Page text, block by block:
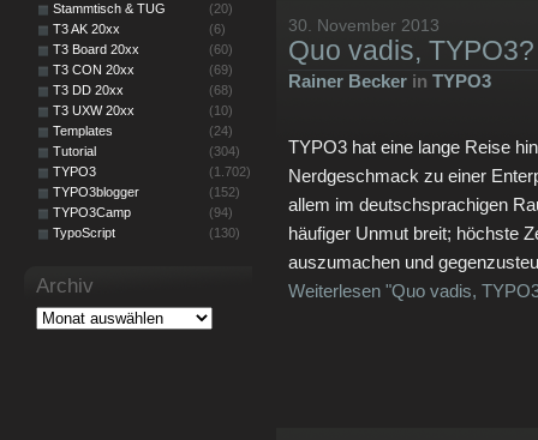
30. November 2013
Quo vadis, TYPO3?
Rainer Becker in TYPO3
TYPO3 hat eine lange Reise
Nerdgeschmack zu einer
allem im deutschsprachigen
häufiger Unmut breit; höchste
auszumachen und
Weiterlesen "Quo vadis,
Stammtisch & TUG
(20)
T3 AK 20xx
(6)
T3 Board 20xx
(60)
T3 CON 20xx
(69)
T3 DD 20xx
(68)
T3 UXW 20xx
(10)
Templates
(24)
Tutorial
(304)
TYPO3
(1.702)
TYPO3blogger
(152)
TYPO3Camp
(94)
TypoScript
(130)
Archiv